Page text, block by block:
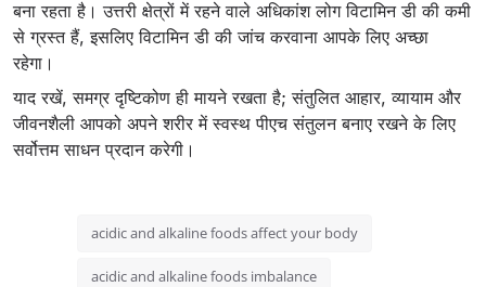
बना रहता है। उत्तरी क्षेत्रों में रहने वाले अधिकांश लोग विटामिन डी की कमी
से ग्रस्त हैं, इसलिए विटामिन डी की जांच करवाना आपके लिए अच्छा
रहेगा।
याद रखें, समग्र दृष्टिकोण ही मायने रखता है; संतुलित आहार, व्यायाम और
जीवनशैली आपको अपने शरीर में स्वस्थ पीएच संतुलन बनाए रखने के लिए
सर्वोत्तम साधन प्रदान करेगी।
acidic and alkaline foods affect your body
acidic and alkaline foods imbalance